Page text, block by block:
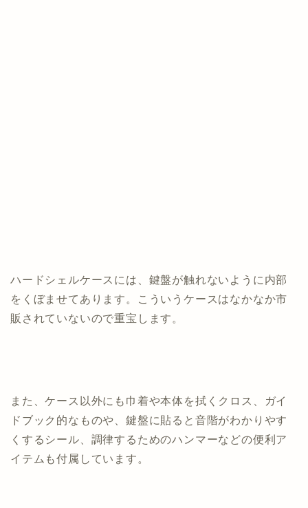
ハードシェルケースには、鍵盤が触れないように内部
をくぼませてあります。こういうケースはなかなか市
販されていないので重宝します。
また、ケース以外にも巾着や本体を拭くクロス、ガイ
ドブック的なものや、鍵盤に貼ると音階がわかりやす
くするシール、調律するためのハンマーなどの便利ア
イテムも付属しています。